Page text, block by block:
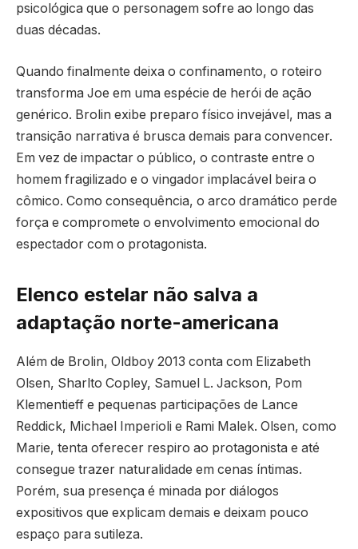
psicológica que o personagem sofre ao longo das
duas décadas.
Quando finalmente deixa o confinamento, o roteiro
transforma Joe em uma espécie de herói de ação
genérico. Brolin exibe preparo físico invejável, mas a
transição narrativa é brusca demais para convencer.
Em vez de impactar o público, o contraste entre o
homem fragilizado e o vingador implacável beira o
cômico. Como consequência, o arco dramático perde
força e compromete o envolvimento emocional do
espectador com o protagonista.
Elenco estelar não salva a
adaptação norte-americana
Além de Brolin, Oldboy 2013 conta com Elizabeth
Olsen, Sharlto Copley, Samuel L. Jackson, Pom
Klementieff e pequenas participações de Lance
Reddick, Michael Imperioli e Rami Malek. Olsen, como
Marie, tenta oferecer respiro ao protagonista e até
consegue trazer naturalidade em cenas íntimas.
Porém, sua presença é minada por diálogos
expositivos que explicam demais e deixam pouco
espaço para sutileza.